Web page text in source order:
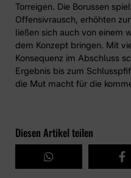
Torreigen. Die Borussen
Offensivrausch, erhöhten
ließen sich auch von einem
dem Konzept bringen. Mit
Konsequenz im Abschluss
Ergebnis bis zum
die Mut macht für die
Diesen Artikel teilen